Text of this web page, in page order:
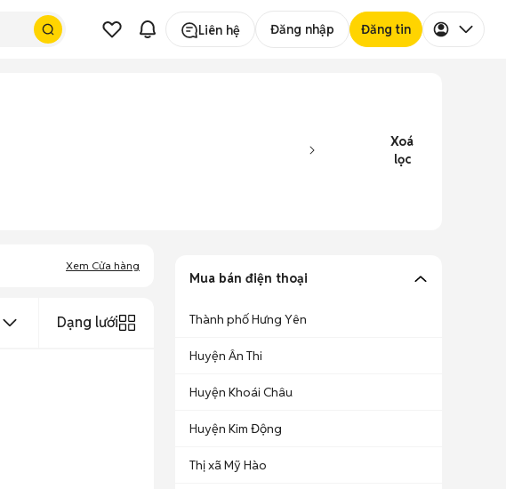
Liên hệ Đăng nhập Đăng tin
Xoá
lọc
Xem Cửa hàng
Dạng lưới
Mua bán điện thoại
Thành phố Hưng Yên
Huyện Ân Thi
Huyện Khoái Châu
Huyện Kim Động
Thị xã Mỹ Hào